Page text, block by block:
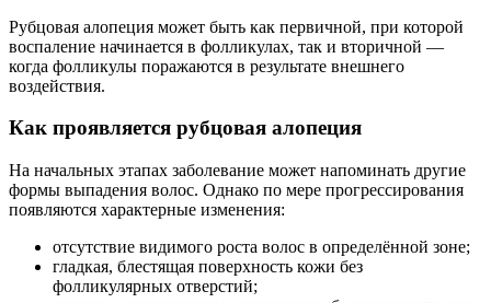
Рубцовая алопеция может быть как первичной, при которой
воспаление начинается в фолликулах, так и вторичной —
когда фолликулы поражаются в результате внешнего
воздействия.
Как проявляется рубцовая алопеция
На начальных этапах заболевание может напоминать другие
формы выпадения волос. Однако по мере прогрессирования
появляются характерные изменения:
отсутствие видимого роста волос в определённой зоне;
гладкая, блестящая поверхность кожи без
фолликулярных отверстий;